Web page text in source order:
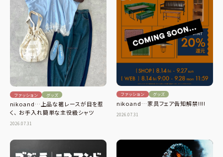
ファッション グッズ
nikoand…上品な裾レースが目を惹
く、 お手入れ簡単な主役級シャツ
2026.07.31
ファッション グッズ
nikoand…家具フェア告知解禁!!!!
2026.07.31